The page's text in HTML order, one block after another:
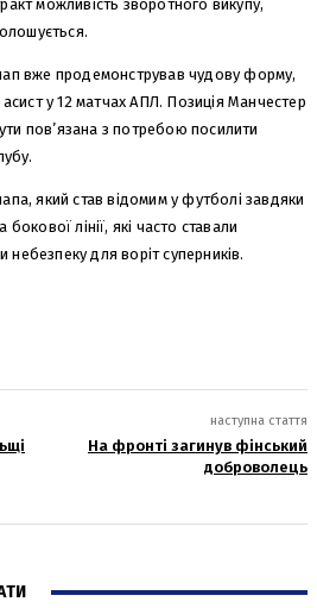
можливість зворотного викупу,
вже продемонстрував чудову форму,
у 12 матчах АПЛ. Позиція Манчестер
пов’язана з потребою посилити
який став відомим у футболі завдяки
лінії, які часто ставали
для воріт суперників.
наступна стаття
На фронті загинув фінський
доброволець